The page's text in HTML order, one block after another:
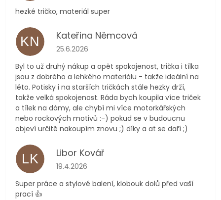
hezké tričko, materiál super
KN Kateřina Němcová
Hodnocení obchodu je 5 z 5 hvězdiček.
25.6.2026
Byl to už druhý nákup a opět spokojenost, trička i tílka
jsou z dobrého a lehkého materiálu - takže ideální na
léto. Potisky i na starších tričkách stále hezky drží,
takže velká spokojenost. Ráda bych koupila více triček
a tílek na dámy, ale chybí mi více motorkářských
nebo rockových motivů :-) pokud se v budoucnu
objeví určitě nakoupím znovu ;) díky a at se daří ;)
LK Libor Kovář
Hodnocení obchodu je 5 z 5 hvězdiček.
19.4.2026
Super práce a stylové balení, klobouk dolů před vaší
prací 👍